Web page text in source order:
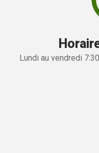
Lundi au vendredi